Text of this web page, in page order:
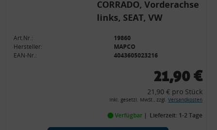
CORRADO, Vorderachse
links, SEAT, VW
Art.Nr.:
19860
Hersteller:
MAPCO
EAN-Nr.:
4043605023216
21,90 €
21,90 € pro Stück
inkl. gesetzl. MwSt., zzgl. Versandkosten
Verfügbar Lieferzeit: 1-2 Tage